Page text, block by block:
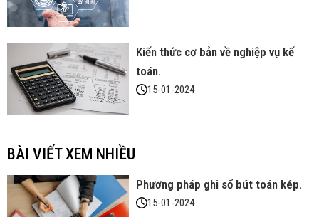
Kiến thức cơ bản về nghiệp vụ kế
toán.
15-01-2024
BÀI VIẾT XEM NHIỀU
Phương pháp ghi sổ bút toán kép.
15-01-2024